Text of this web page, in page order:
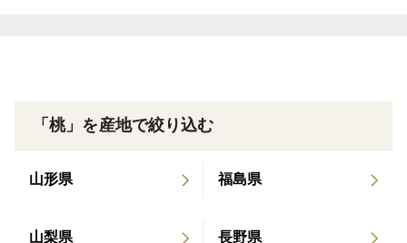
ギフトにもぴったり。
「桃」を産地で絞り込む
山形県 福島県
山梨県 長野県